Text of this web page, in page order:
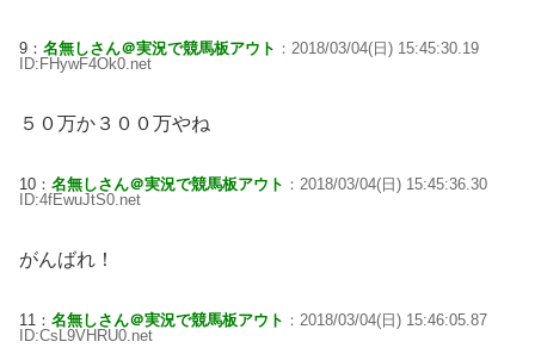
9： 名無しさん＠実況で競馬板アウト ：2018/03/04(日) 15:45:30.19
ID:FHywF4Ok0.net
５０万か３００万やね
10： 名無しさん＠実況で競馬板アウト ：2018/03/04(日) 15:45:36.30
ID:4fEwuJtS0.net
がんばれ！
11： 名無しさん＠実況で競馬板アウト ：2018/03/04(日) 15:46:05.87
ID:CsL9VHRU0.net